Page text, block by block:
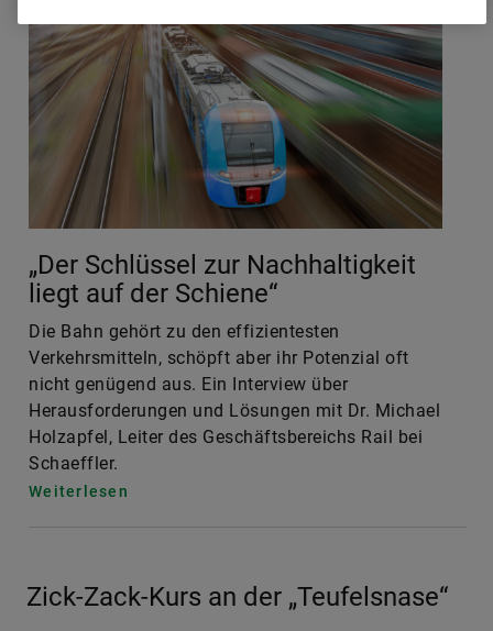
„Der Schlüssel zur Nachhaltigkeit
liegt auf der Schiene“
Die Bahn gehört zu den effizientesten
Verkehrsmitteln, schöpft aber ihr Potenzial oft
nicht genügend aus. Ein Interview über
Herausforderungen und Lösungen mit Dr. Michael
Holzapfel, Leiter des Geschäftsbereichs Rail bei
Schaeffler.
Weiterlesen
Zick-Zack-Kurs an der „Teufelsnase“